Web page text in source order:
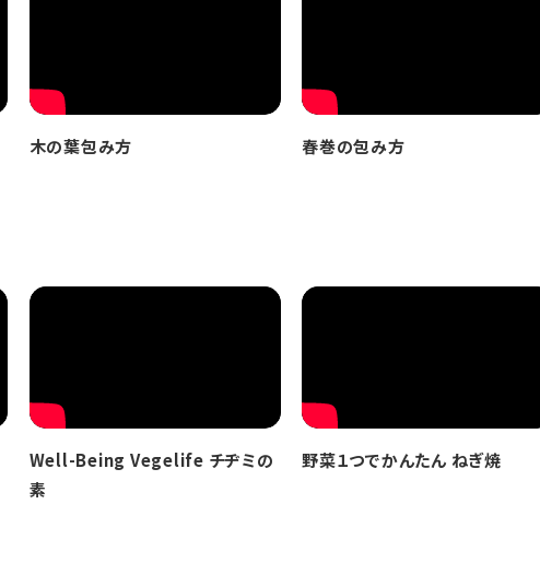
木の葉包み方 春巻の包み方
Well-Being Vegelife チヂミの
素
野菜１つでかんたん ねぎ焼